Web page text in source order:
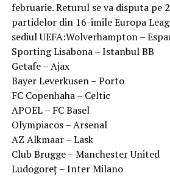
februarie. Returul se va disputa pe
partidelor din 16-imile Europa
sediul UEFA:Wolverhampton –
Sporting Lisabona – Istanbul BB
Getafe – Ajax
Bayer Leverkusen – Porto
FC Copenhaha – Celtic
APOEL – FC Basel
Olympiacos – Arsenal
AZ Alkmaar – Lask
Club Brugge – Manchester United
Ludogoreț – Inter Milano